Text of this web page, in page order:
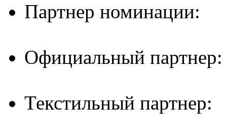
Партнер номинации:
Официальный партнер:
Текстильный партнер: